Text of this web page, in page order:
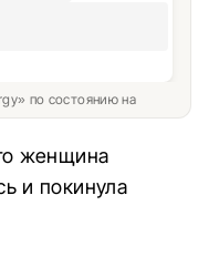
по состоянию на
женщина
и покинула